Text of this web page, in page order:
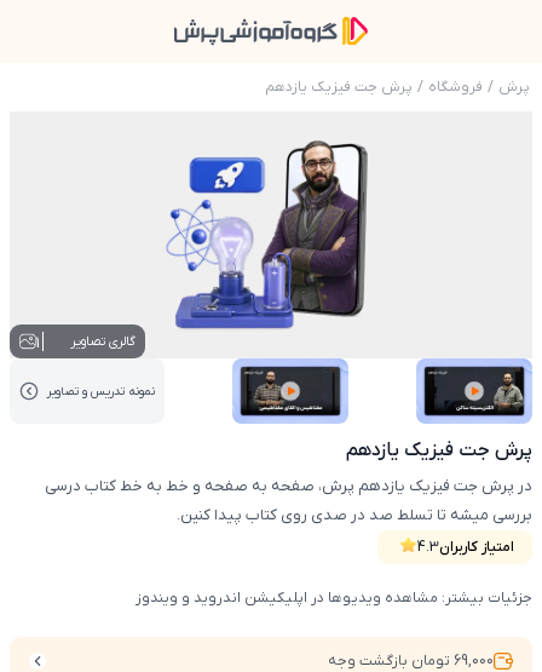
پرش / فروشگاه / پرش جت فیزیک یازدهم
عکس محصول پرش جت فیزیک یازدهم
گالری تصاویر 1
عکس کاور نمونه تدریس
نمونه تدریس‌ و تصاویر
پرش جت فیزیک یازدهم
امتیاز کاربران4.3
در پرش جت فیزیک یازدهم پرش، صفحه به صفحه و خط به خط کتاب درسی
بررسی میشه تا تسلط صد در صدی روی کتاب پیدا کنین.
جزئیات بیشتر: مشاهده ویدیوها در اپلیکیشن اندروید و ویندوز
69,000 تومان بازگشت وجه